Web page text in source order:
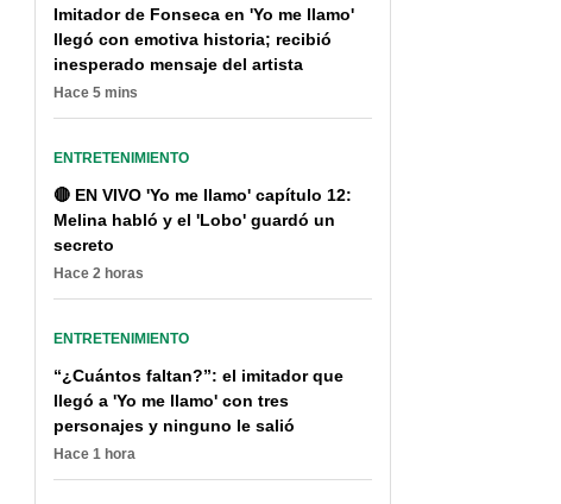
Imitador de Fonseca en 'Yo me llamo'
llegó con emotiva historia; recibió
inesperado mensaje del artista
Hace 5 mins
ENTRETENIMIENTO
🔴 EN VIVO 'Yo me llamo' capítulo 12:
Melina habló y el 'Lobo' guardó un
secreto
Hace 2 horas
ENTRETENIMIENTO
“¿Cuántos faltan?”: el imitador que
llegó a 'Yo me llamo' con tres
personajes y ninguno le salió
Hace 1 hora